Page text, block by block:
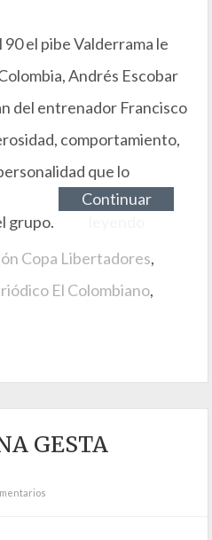
el pibe Valderrama le
Andrés Escobar
del entrenador Francisco
comportamiento,
que lo
grupo.
Continuar
Copa Libertadores,
El Colombiano,
GESTA